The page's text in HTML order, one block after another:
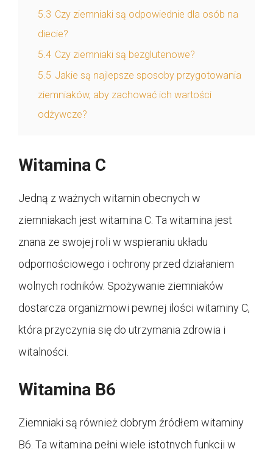
5.3 Czy ziemniaki są odpowiednie dla osób na
diecie?
5.4 Czy ziemniaki są bezglutenowe?
5.5 Jakie są najlepsze sposoby przygotowania
ziemniaków, aby zachować ich wartości
odżywcze?
Witamina C
Jedną z ważnych witamin obecnych w
ziemniakach jest witamina C. Ta witamina jest
znana ze swojej roli w wspieraniu układu
odpornościowego i ochrony przed działaniem
wolnych rodników. Spożywanie ziemniaków
dostarcza organizmowi pewnej ilości witaminy C,
która przyczynia się do utrzymania zdrowia i
witalności.
Witamina B6
Ziemniaki są również dobrym źródłem witaminy
B6. Ta witamina pełni wiele istotnych funkcji w